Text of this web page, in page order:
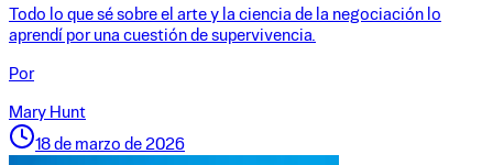
Todo lo que sé sobre el arte y la ciencia de la negociación lo
aprendí por una cuestión de supervivencia.
Por
Mary Hunt
18 de marzo de 2026